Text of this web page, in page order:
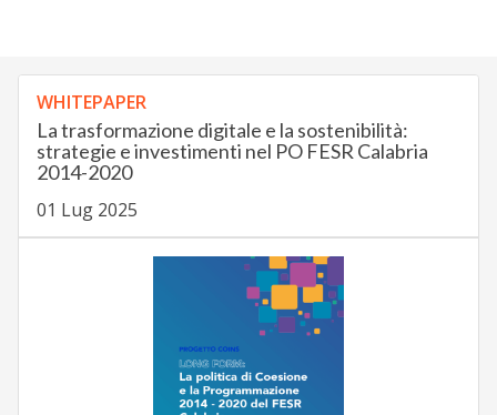
WHITEPAPER
La trasformazione digitale e la sostenibilità:
strategie e investimenti nel PO FESR Calabria
2014-2020
01 Lug 2025